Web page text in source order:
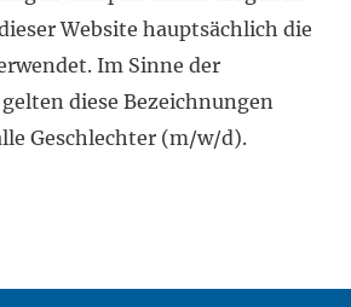
Website hauptsächlich die
Im Sinne der
diese Bezeichnungen
Geschlechter (m/w/d).